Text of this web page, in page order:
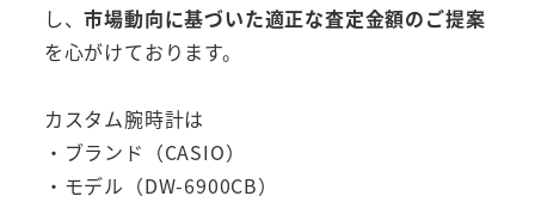
し、市場動向に基づいた適正な査定金額のご提案
を心がけております。
カスタム腕時計は
・ブランド（CASIO）
・モデル（DW-6900CB）